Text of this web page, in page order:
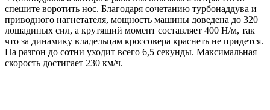
спешите воротить нос. Благодаря сочетанию турбонаддува и
приводного нагнетателя, мощность машины доведена до 320
лошадиных сил, а крутящий момент составляет 400 Н/м, так
что за динамику владельцам кроссовера краснеть не придется.
На разгон до сотни уходит всего 6,5 секунды. Максимальная
скорость достигает 230 км/ч.